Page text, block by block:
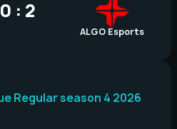
0 : 2
ALGO Esports
European Pro League Regular season 4 2026